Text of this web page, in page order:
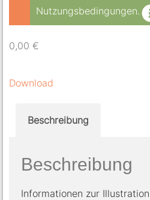
Nutzungsbedingungen.
0,00 €
Download
Beschreibung
Beschreibung
Informationen zur Illustration